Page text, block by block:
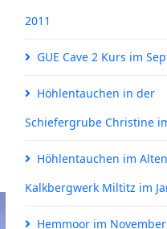
2011
GUE Cave 2 Kurs im
Höhlentauchen in der
Schiefergrube Christine
Höhlentauchen im Alten
Kalkbergwerk Miltitz im
Hemmoor im